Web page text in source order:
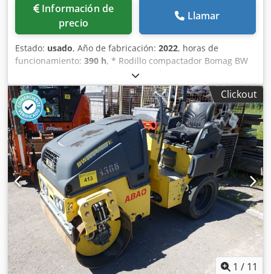
Información de
precio
Llamar
Estado: usado, Año de fabricación: 2022, horas de
funcionamiento: 390 h, * Rodillo compactador Bomag BW
213 D-5 * Año: 2022 Cedpeyr U Tnefx Acasrf * 390 horas *
Euro 5 * 12.500–14.800 kg * Motor Deutz de 95 kW * Aire
acondicionado * Neumáticos: 23,1-26IND * ¡COMO NUEVO!
Clickout
1 / 11